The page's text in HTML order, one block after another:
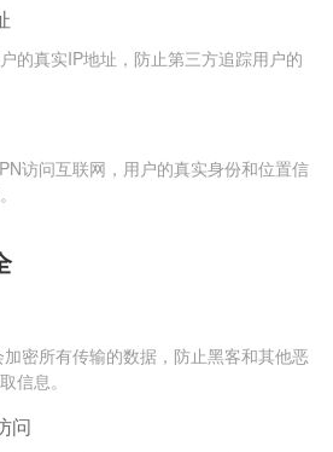
的真实IP地址，防止第三方追踪用户的
访问互联网，用户的真实身份和位置信
密所有传输的数据，防止黑客和其他恶
信息。
问